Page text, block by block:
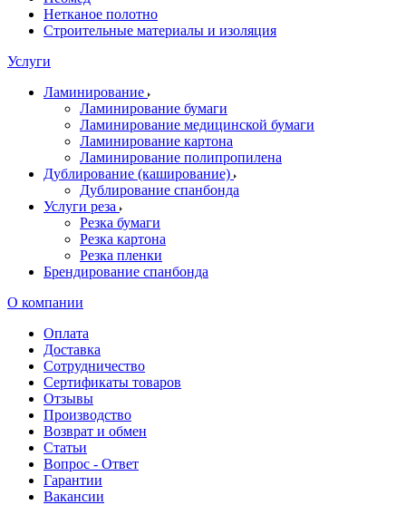
Нетканое полотно
Строительные материалы и изоляция
Услуги
Ламинирование
Ламинирование бумаги
Ламинирование медицинской бумаги
Ламинирование картона
Ламинирование полипропилена
Дублирование (каширование)
Дублирование спанбонда
Услуги реза
Резка бумаги
Резка картона
Резка пленки
Брендирование спанбонда
О компании
Оплата
Доставка
Сотрудничество
Сертификаты товаров
Отзывы
Производство
Возврат и обмен
Статьи
Вопрос - Ответ
Гарантии
Вакансии